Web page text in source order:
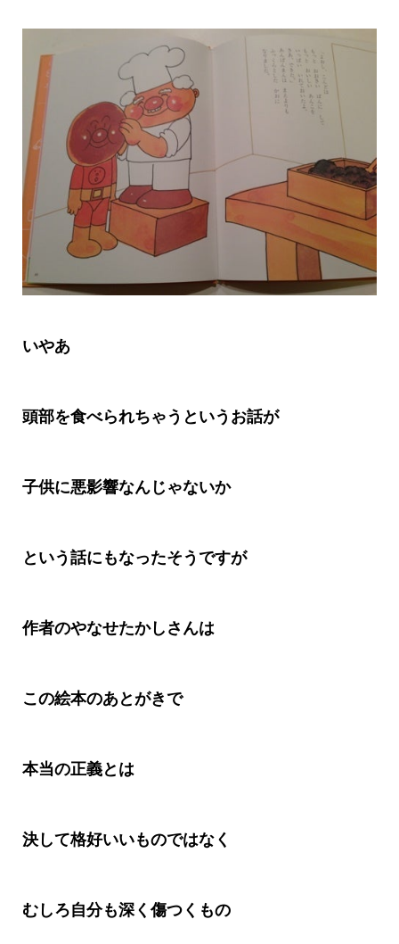
いやあ
頭部を食べられちゃうというお話が
子供に悪影響なんじゃないか
という話にもなったそうですが
作者のやなせたかしさんは
この絵本のあとがきで
本当の正義とは
決して格好いいものではなく
むしろ自分も深く傷つくもの